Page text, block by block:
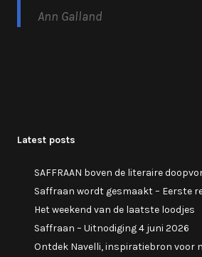
Ann Galland
Latest posts
SAFFRAAN boven de literaire
Saffraan wordt gesmaakt – Eerste
Het weekend van de laatste loodjes
Saffraan – Uitnodiging 4 juni 2026
Ontdek Navelli, inspiratiebron voor